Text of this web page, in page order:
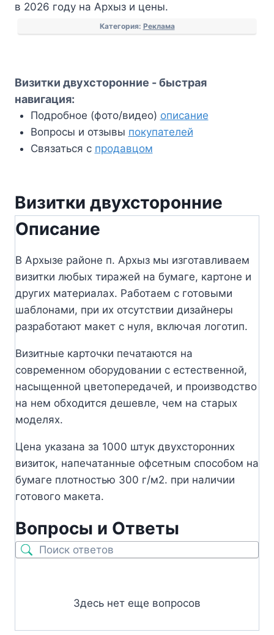
в 2026 году на Архыз и цены.
Категория: Реклама
Визитки двухсторонние - быстрая
навигация:
Подробное (фото/видео) описание
Вопросы и отзывы покупателей
Связаться с продавцом
Визитки двухсторонние
Описание
В Архызе районе п. Архыз мы изготавливаем
визитки любых тиражей на бумаге, картоне и
других материалах. Работаем с готовыми
шаблонами, при их отсутствии дизайнеры
разработают макет с нуля, включая логотип.
Визитные карточки печатаются на
современном оборудовании с естественной,
насыщенной цветопередачей, и производство
на нем обходится дешевле, чем на старых
моделях.
Цена указана за 1000 штук двухсторонних
визиток, напечатанные офсетным способом на
бумаге плотностью 300 г/м2. при наличии
готового макета.
Вопросы и Ответы
Здесь нет еще вопросов